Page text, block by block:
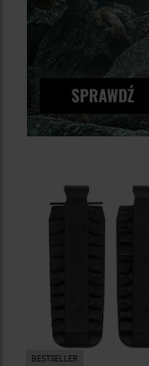
BESTSELLER